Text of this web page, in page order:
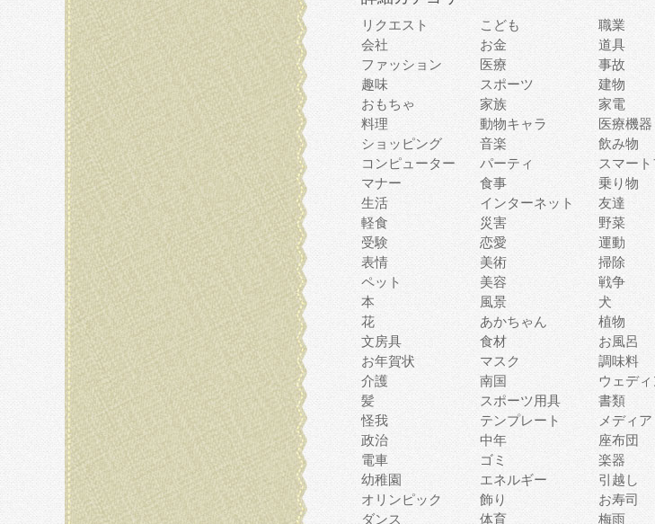
リクエスト こども 職業
会社
お金 道具
ファッション
医療 事故
趣味
スポーツ 建物
おもちゃ
家族 家電
料理
動物キャラ 医療機器
ショッピング
音楽 飲み物
コンピューター
パーティ スマー
マナー
食事 乗り物
生活
インターネット 友達
軽食
災害 野菜
受験
恋愛 運動
表情
美術 掃除
ペット
美容 戦争
本
風景 犬
花
あかちゃん 植物
文房具
食材 お風呂
お年賀状
マスク 調味料
介護
南国 ウェデ
髪
スポーツ用具 書類
怪我
テンプレート メディア
政治
中年 座布団
電車
ゴミ 楽器
幼稚園
エネルギー 引越し
オリンピック
飾り お寿司
ダンス
体育 梅雨